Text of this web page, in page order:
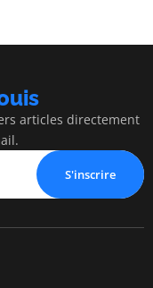
articles directement
S'inscrire